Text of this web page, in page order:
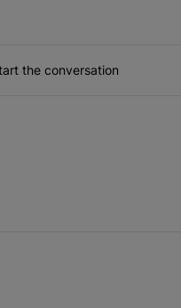
the conversation